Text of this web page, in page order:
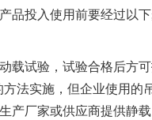
品投入使用前要经过以下
试验，试验合格后方
法实施，但企业使用的
产厂家或供应商提供静